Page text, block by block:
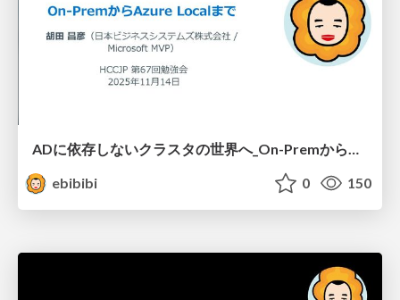
ADに依存しないクラスタの世界へ_On-PremからAzureLocalまで_前半_.pdf
ebibibi
0 150